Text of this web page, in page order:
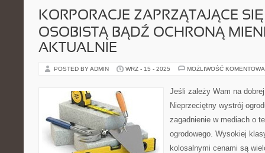
KORPORACJE ZAPRZĄTAJĄCE
OSOBISTĄ BĄDŹ OCHRONĄ
AKTUALNIE
POSTED BY ADMIN WRZ - 15 - 2025 MOŻLIWOŚĆ
Jeśli zależy Wam na
Nieprzeciętny wystrój
zagadnienie w mediach o
ogrodowego. Wysokiej
kolosalnymi cenami są